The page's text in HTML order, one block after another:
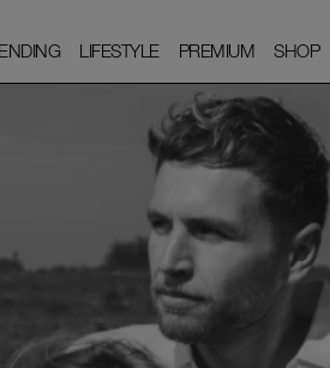
LIFESTYLE
LIFESTYLE PREMIUM
PREMIUM SHOP
SHOP